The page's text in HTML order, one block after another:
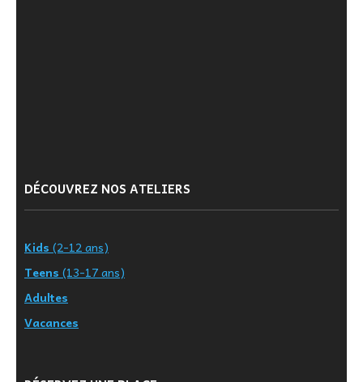
DÉCOUVREZ NOS ATELIERS
Kids (2-12 ans)
Teens (13-17 ans)
Adultes
Vacances